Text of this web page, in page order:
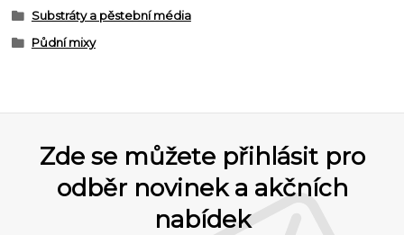
Substráty a pěstební média
Půdní mixy
Zde se můžete přihlásit pro
odběr novinek a akčních
nabídek